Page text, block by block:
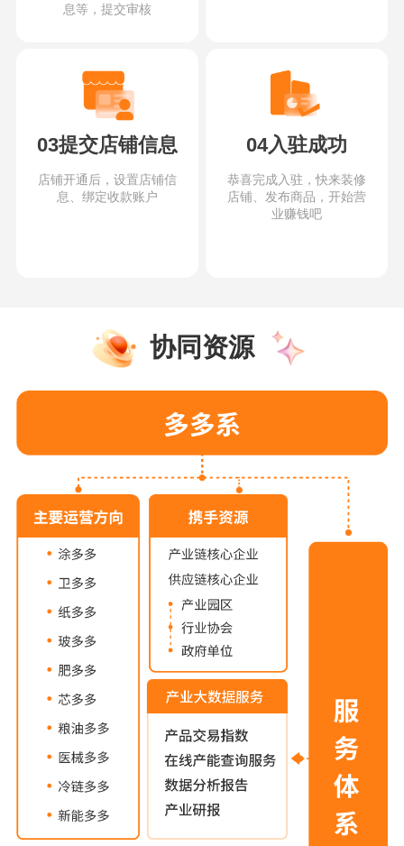
息等，提交审核
03提交店铺信息
店铺开通后，设置店铺信
息、绑定收款账户
04入驻成功
恭喜完成入驻，快来装修
店铺、发布商品，开始营
业赚钱吧
协同资源